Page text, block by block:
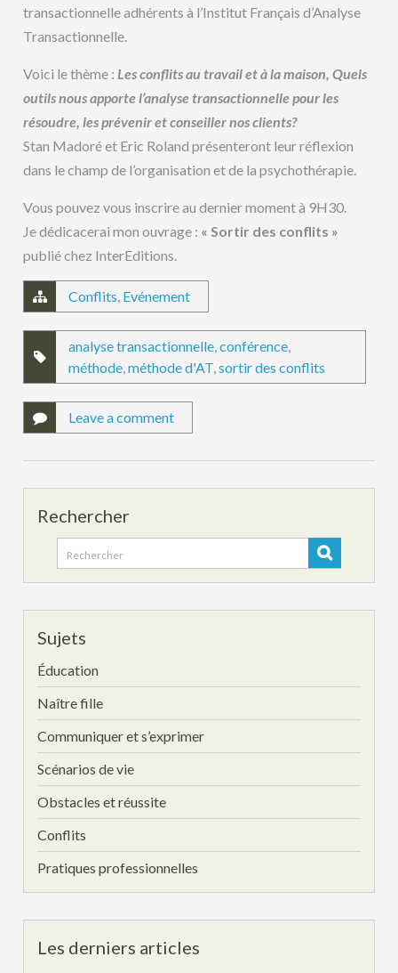
transactionnelle adhérents à l’Institut Français d’Analyse
Transactionnelle.
Voici le thème : Les conflits au travail et à la maison, Quels
outils nous apporte l’analyse transactionnelle pour les
résoudre, les prévenir et conseiller nos clients?
Stan Madoré et Eric Roland présenteront leur réflexion
dans le champ de l’organisation et de la psychothérapie.
Vous pouvez vous inscrire au dernier moment à 9H30.
Je dédicacerai mon ouvrage : « Sortir des conflits »
publié chez InterEditions.
Conflits, Evénement
analyse transactionnelle,conférence,
méthode,méthode d'AT,sortir des conflits
Leave a comment
Rechercher
Search
for:
Sujets
Éducation
Naître fille
Communiquer et s’exprimer
Scénarios de vie
Obstacles et réussite
Conflits
Pratiques professionnelles
Les derniers articles